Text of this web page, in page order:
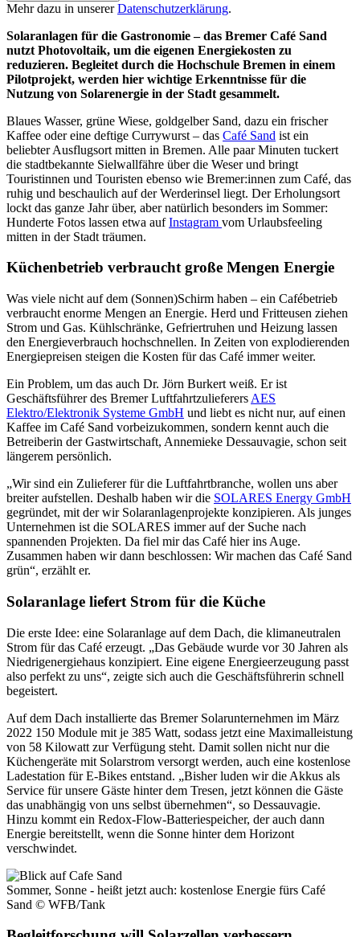
Mehr dazu in unsererDatenschutzerklärung.
Solaranlagen für die Gastronomie – das Bremer Café Sand
nutzt Photovoltaik, um die eigenen Energiekosten zu
reduzieren. Begleitet durch die Hochschule Bremen in einem
Pilotprojekt, werden hier wichtige Erkenntnisse für die
Nutzung von Solarenergie in der Stadt gesammelt.
Blaues Wasser, grüne Wiese, goldgelber Sand, dazu ein frischer
Kaffee oder eine deftige Currywurst – das Café Sand ist ein
beliebter Ausflugsort mitten in Bremen. Alle paar Minuten tuckert
die stadtbekannte Sielwallfähre über die Weser und bringt
Touristinnen und Touristen ebenso wie Bremer:innen zum Café, das
ruhig und beschaulich auf der Werderinsel liegt. Der Erholungsort
lockt das ganze Jahr über, aber natürlich besonders im Sommer:
Hunderte Fotos lassen etwa aufInstagram vom Urlaubsfeeling
mitten in der Stadt träumen.
Küchenbetrieb verbraucht große Mengen Energie
Was viele nicht auf dem (Sonnen)Schirm haben – ein Cafébetrieb
verbraucht enorme Mengen an Energie. Herd und Fritteusen ziehen
Strom und Gas. Kühlschränke, Gefriertruhen und Heizung lassen
den Energieverbrauch hochschnellen. In Zeiten von explodierenden
Energiepreisen steigen die Kosten für das Café immer weiter.
Ein Problem, um das auch Dr. Jörn Burkert weiß. Er ist
Geschäftsführer des Bremer Luftfahrtzulieferers AES
Elektro/Elektronik Systeme GmbH und liebt es nicht nur, auf einen
Kaffee im Café Sand vorbeizukommen, sondern kennt auch die
Betreiberin der Gastwirtschaft, Annemieke Dessauvagie, schon seit
längerem persönlich.
„Wir sind ein Zulieferer für die Luftfahrtbranche, wollen uns aber
breiter aufstellen. Deshalb haben wir die SOLARES Energy GmbH
gegründet, mit der wir Solaranlagenprojekte konzipieren. Als junges
Unternehmen ist die SOLARES immer auf der Suche nach
spannenden Projekten. Da fiel mir das Café hier ins Auge.
Zusammen haben wir dann beschlossen: Wir machen das Café Sand
grün“, erzählt er.
Solaranlage liefert Strom für die Küche
Die erste Idee: eine Solaranlage auf dem Dach, die klimaneutralen
Strom für das Café erzeugt. „Das Gebäude wurde vor 30 Jahren als
Niedrigenergiehaus konzipiert. Eine eigene Energieerzeugung passt
also perfekt zu uns“, zeigte sich auch die Geschäftsführerin schnell
begeistert.
Auf dem Dach installierte das Bremer Solarunternehmen im März
2022 150 Module mit je 385 Watt, sodass jetzt eine Maximalleistung
von 58 Kilowatt zur Verfügung steht. Damit sollen nicht nur die
Küchengeräte mit Solarstrom versorgt werden, auch eine kostenlose
Ladestation für E-Bikes entstand. „Bisher luden wir die Akkus als
Service für unsere Gäste hinter dem Tresen, jetzt können die Gäste
das unabhängig von uns selbst übernehmen“, so Dessauvagie.
Hinzu kommt ein Redox-Flow-Batteriespeicher, der auch dann
Energie bereitstellt, wenn die Sonne hinter dem Horizont
verschwindet.
Sommer, Sonne - heißt jetzt auch: kostenlose Energie fürs Café
Sand © WFB/Tank